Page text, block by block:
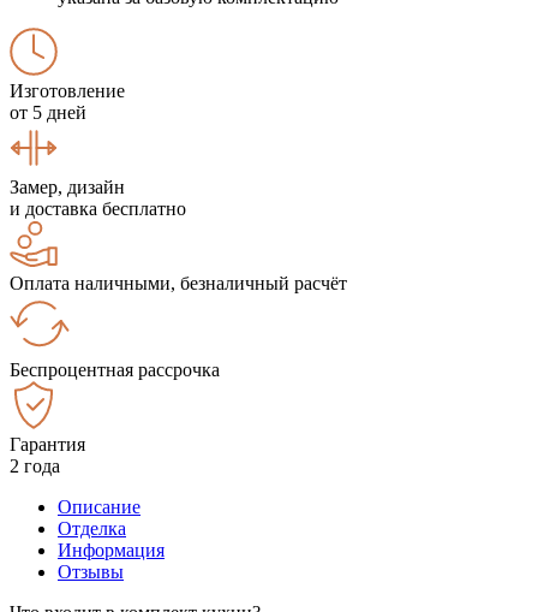
Изготовление
от 5 дней
Замер, дизайн
и доставка бесплатно
Оплата наличными, безналичный расчёт
Беспроцентная рассрочка
Гарантия
2 года
Описание
Отделка
Информация
Отзывы